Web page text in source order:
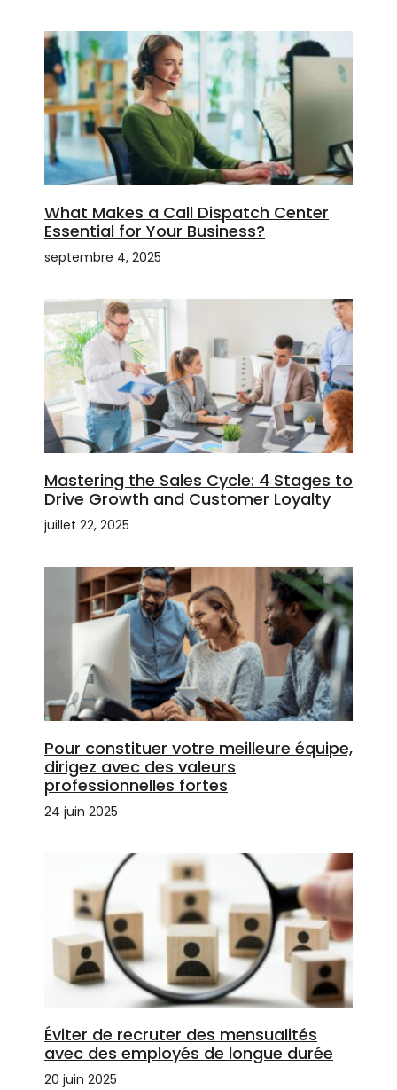
What Makes a Call Dispatch Center
Essential for Your Business?
septembre 4, 2025
Mastering the Sales Cycle: 4 Stages to
Drive Growth and Customer Loyalty
juillet 22, 2025
Pour constituer votre meilleure équipe,
dirigez avec des valeurs
professionnelles fortes
24 juin 2025
Éviter de recruter des mensualités
avec des employés de longue durée
20 juin 2025